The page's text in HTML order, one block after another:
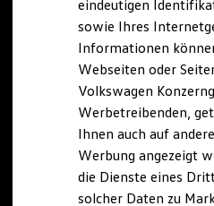
Ladelösungen
Ladelösungen für
Wallbox und
Förderung & Kosten
Autonomes Fahren
Mehr zum ID. Buzz
Online Beratung
eindeutigen
sowie Ihres
Informationen
Webseiten oder
Volkswagen
Werbetreibenden,
Ihnen auch auf
Werbung angezeigt
die Dienste eines
solcher Daten zu